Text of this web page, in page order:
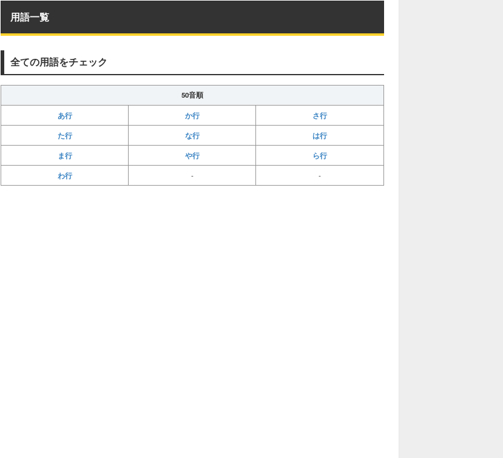
用語一覧
全ての用語をチェック
50音順
あ行 か行
さ行
た行
な行
は行
ま行
や行
ら行
わ行
‐ ‐